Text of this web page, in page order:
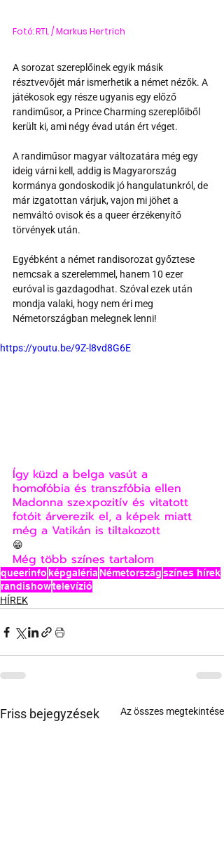
Fotó: RTL / Markus Hertrich
A sorozat szereplőinek egyik másik
résztvevőjét már ismerhetik a német nézők. A
játékosok egy része ugyanis egy előző
randiműsor, a Prince Charming szereplőiből
került ki, ami négy évad után ért véget.
A randiműsor magyar változatára még egy
ideig várni kell, addig is Magyarország
kormánya gondoskodik jó hangulatunkról, de
már izgatottan várjuk, vajon mi jöhet a
nemváltó ovisok és a queer érzékenyítő
törvények után.
Egyébként a német randisorozat győztese
nemcsak a szerelemmel, hanem 10 ezer
euróval is gazdagodhat. Szóval ezek után
mondja valaki, hogy nem éri meg
Németországban melegnek lenni!
https://youtu.be/9Z-l8vd8G6E
Így küzd a belga vasút a
homofóbia és transzfóbia ellen
Madonna szexpozitív és vitatott
fotóit árverezik el, a képek miatt
még a Vatikán is tiltakozott
😁
Még több színes tartalom
queerinfo képgaléria Németországszínes hírek
randishowtelevízió
HÍREK
Friss bejegyzések Az összes megtekintése